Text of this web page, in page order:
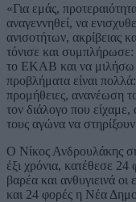
«Για εμάς,
αναγεννηθεί, να
ανισοτήτων, ακρίβειας
τόνισε και συμπλήρωσε:
το ΕΚΑΒ και να μιλήσω
προβλήματα είναι
προμήθειες, ανανέωση
τον διάλογο που
τους αγώνα να
Ο Νίκος Ανδρουλάκης
έξι χρόνια, κατέθεσε
βαρέα και ανθυγιεινά
και 24 φορές η Νέα